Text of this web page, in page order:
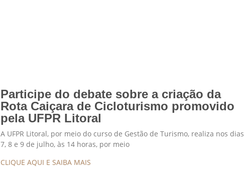
Participe do debate sobre a criação da
Rota Caiçara de Cicloturismo promovido
pela UFPR Litoral
A UFPR Litoral, por meio do curso de Gestão de Turismo, realiza nos dias
7, 8 e 9 de julho, às 14 horas, por meio
CLIQUE AQUI E SAIBA MAIS